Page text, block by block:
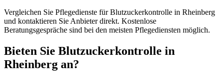
Vergleichen Sie Pflegedienste für Blutzuckerkontrolle in Rheinberg
und kontaktieren Sie Anbieter direkt. Kostenlose
Beratungsgespräche sind bei den meisten Pflegediensten möglich.
Bieten Sie Blutzuckerkontrolle in
Rheinberg an?